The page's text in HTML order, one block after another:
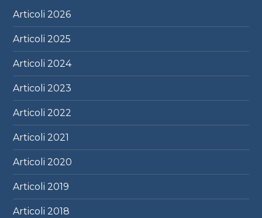
Articoli2026
Articoli2025
Articoli2024
Articoli2023
Articoli2022
Articoli2021
Articoli2020
Articoli2019
Articoli2018